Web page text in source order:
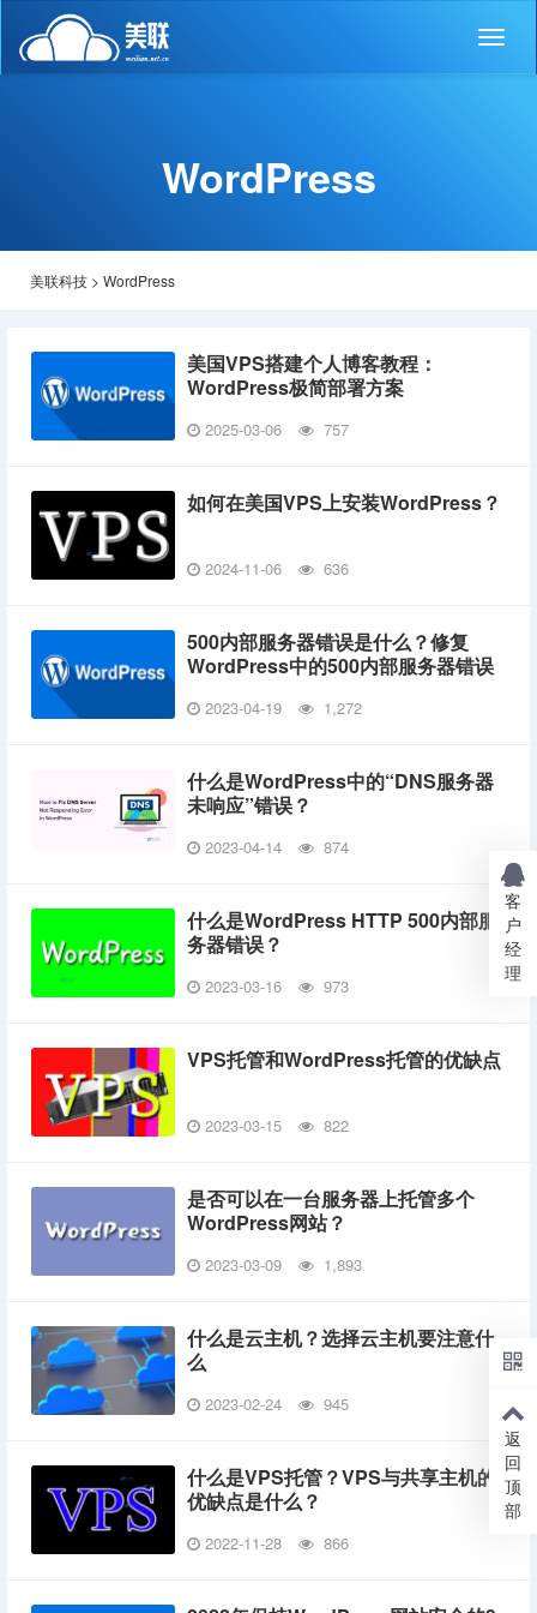
WordPress
美联科技 > WordPress
美国VPS搭建个人博客教程：
WordPress极简部署方案
2025-03-06 757
如何在美国VPS上安装WordPress？
2024-11-06 636
500内部服务器错误是什么？修复
WordPress中的500内部服务器错误
2023-04-19 1,272
什么是WordPress中的“DNS服务器
未响应”错误？
2023-04-14 874
什么是WordPress HTTP 500内部服
务器错误？
2023-03-16 973
VPS托管和WordPress托管的优缺点
2023-03-15 822
是否可以在一台服务器上托管多个
WordPress网站？
2023-03-09 1,893
什么是云主机？选择云主机要注意什
么
2023-02-24 945
什么是VPS托管？VPS与共享主机的
优缺点是什么？
2022-11-28 866
客
户
经
理
返
回
顶
部